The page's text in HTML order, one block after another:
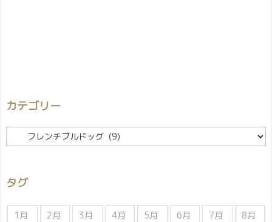
カテゴリー
テ
ー
タグ
1月 2月 3月 4月 5月 6月 7月
8月